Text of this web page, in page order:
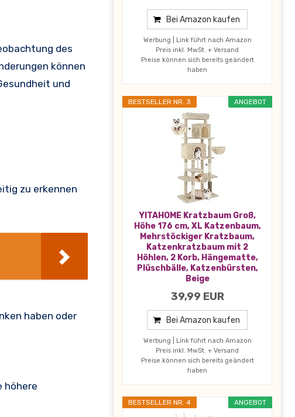
des
können
und
zu erkennen
haben oder
höhere
Bei Amazon kaufen
Werbung | Link führt nach Amazon
Preis inkl. MwSt. + Versand
Preise können sich bereits geändert
haben
ANGEBOT
BESTSELLER NR. 3
YITAHOME Kratzbaum Groß,
Höhe 176 cm, XL Katzenbaum,
Mehrstöckiger Kratzbaum,
Katzenkratzbaum mit 2
Höhlen, 2 Korb, Hängematte,
Plüschbälle, Katzenbürsten,
Beige
39,99 EUR
Bei Amazon kaufen
Werbung | Link führt nach Amazon
Preis inkl. MwSt. + Versand
Preise können sich bereits geändert
haben
ANGEBOT
BESTSELLER NR. 4